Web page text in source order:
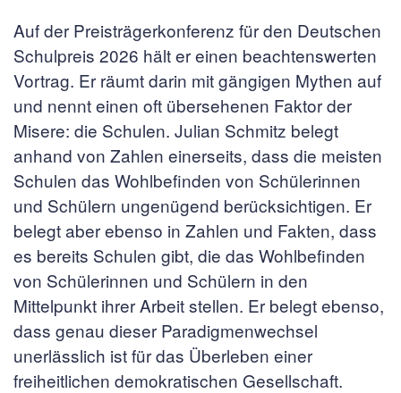
Auf der Preisträgerkonferenz für den Deutschen
Schulpreis 2026 hält er einen beachtenswerten
Vortrag. Er räumt darin mit gängigen Mythen auf
und nennt einen oft übersehenen Faktor der
Misere: die Schulen. Julian Schmitz belegt
anhand von Zahlen einerseits, dass die meisten
Schulen das Wohlbefinden von Schülerinnen
und Schülern ungenügend berücksichtigen. Er
belegt aber ebenso in Zahlen und Fakten, dass
es bereits Schulen gibt, die das Wohlbefinden
von Schülerinnen und Schülern in den
Mittelpunkt ihrer Arbeit stellen. Er belegt ebenso,
dass genau dieser Paradigmenwechsel
unerlässlich ist für das Überleben einer
freiheitlichen demokratischen Gesellschaft.